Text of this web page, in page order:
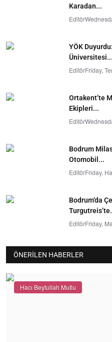
Karadan...
Editör
YÖK
Üniversitesi...
EditörFriday,
Ortakent’te
Ekipleri...
Editör
Bodrum
Otomobil...
EditörFriday,
Bodrum’da
EditörFriday,
ÖNERILEN HABERLER
Hacı Beytullah Mutlu